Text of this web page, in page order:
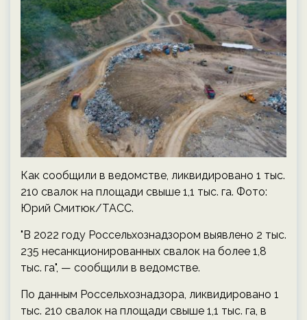
Как сообщили в ведомстве, ликвидировано 1 тыс.
210 свалок на площади свыше 1,1 тыс. га. Фото:
Юрий Смитюк/ТАСС.
"В 2022 году Россельхознадзором выявлено 2 тыс.
235 несанкционированных свалок на более 1,8
тыс. га", — сообщили в ведомстве.
По данным Россельхознадзора, ликвидировано 1
тыс. 210 свалок на площади свыше 1,1 тыс. га, в